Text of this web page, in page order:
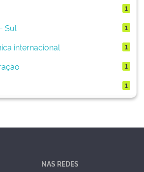
1
Sul 1
internacional 1
1
1
NAS REDES